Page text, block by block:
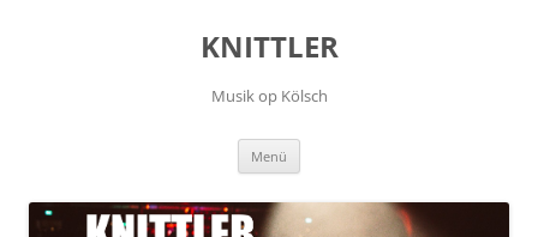
KNITTLER
Musik op Kölsch
Menü